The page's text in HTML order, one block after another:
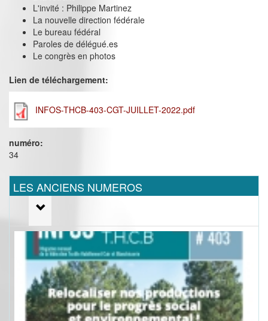
L'invité : Philippe Martinez
La nouvelle direction fédérale
Le bureau fédéral
Paroles de délégué.es
Le congrès en photos
Lien de téléchargement:
INFOS-THCB-403-CGT-JUILLET-2022.pdf
numéro:
34
LES ANCIENS NUMEROS